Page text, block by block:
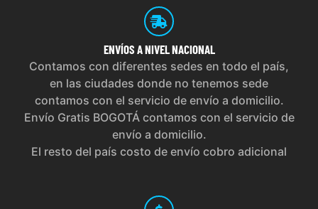
ENVÍOS A NIVEL NACIONAL
Contamos con diferentes sedes en todo el país,
en las ciudades donde no tenemos sede
contamos con el servicio de envío a domicilio.
Envío Gratis BOGOTÁ contamos con el servicio de
envío a domicilio.
El resto del país costo de envío cobro adicional